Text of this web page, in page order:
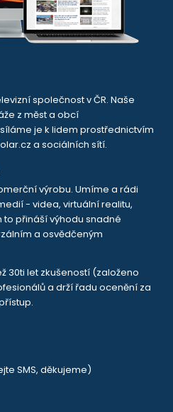
společnost v ČR. Naše
z měst a obcí
je k lidem prostřednictvím
a sociálních sítí.
výrobu. Umíme a rádi
- videa, virtuální realitu,
to přináší výhodu snadné
a osvědčeným
30ti let zkušeností (založeno
a drží řadu ocenění za
SMS, děkujeme)